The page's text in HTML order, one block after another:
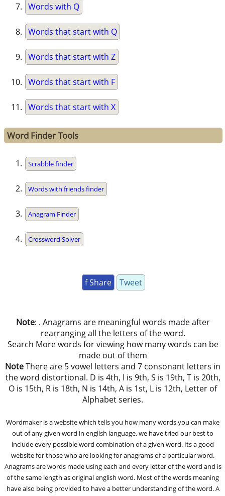
Words with Q
Words that start with Q
Words that start with Z
Words that start with F
Words that start with X
Word Finder Tools
Scrabble finder
Words with friends finder
Anagram Finder
Crossword Solver
f Share Tweet
Note: . Anagrams are meaningful words made after
rearranging all the letters of the word.
Search More words for viewing how many words can be
made out of them
NoteThere are 5 vowel letters and 7 consonant letters in
the word distortional. D is 4th, I is 9th, S is 19th, T is 20th,
O is 15th, R is 18th, N is 14th, A is 1st, L is 12th, Letter of
Alphabet series.
Wordmaker is a website which tells you how many words you can make
out of any given word in english language. we have tried our best to
include every possible word combination of a given word. Its a good
website for those who are looking for anagrams of a particular word.
Anagrams are words made using each and every letter of the word and is
of the same length as original english word. Most of the words meaning
have also being provided to have a better understanding of the word. A